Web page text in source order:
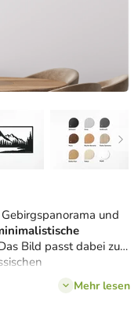
und
Bild passt dabei zu
Geschenk fürMehr lesen